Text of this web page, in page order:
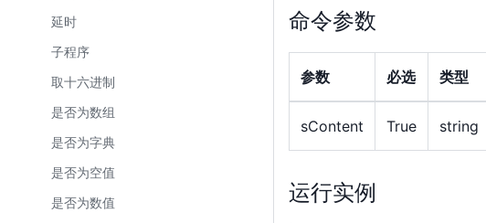
延时
子程序
取十六进制
是否为数组
是否为字典
是否为空值
是否为数值
命令参数
参数 必选 类型
sContent True string
运行实例